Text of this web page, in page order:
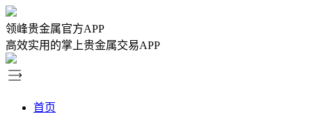
领峰贵金属官方APP
高效实用的掌上贵金属交易APP
首页